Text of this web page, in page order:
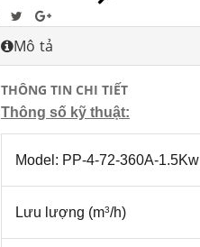
Mô tả
THÔNG TIN CHI TIẾT
Thông số kỹ thuật:
Model: PP-4-72-360A-1.5Kw
Lưu lượng (m3/h)